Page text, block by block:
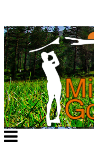
Veksle
navigasjon